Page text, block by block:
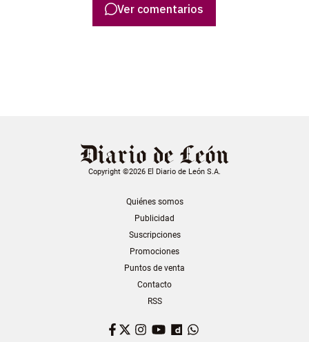
Ver comentarios
Copyright ©2026 El Diario de León S.A.
Quiénes somos
Publicidad
Suscripciones
Promociones
Puntos de venta
Contacto
RSS
Facebook
TwitterInstagram
YouTubeDailymotion